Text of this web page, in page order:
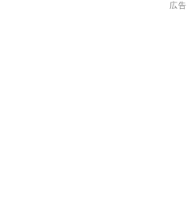
広告